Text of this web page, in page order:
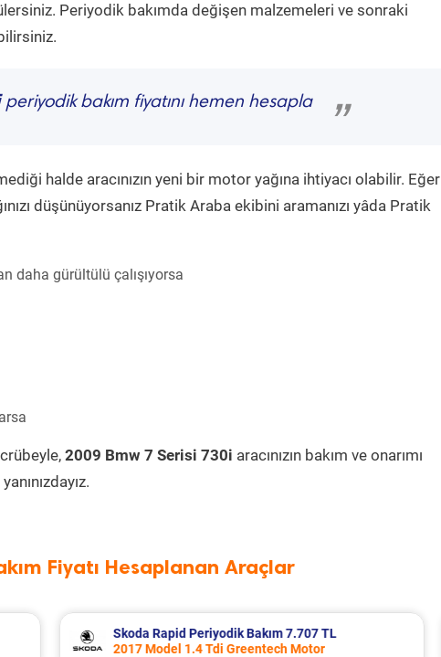
Periyodik bakımda değişen malzemeleri ve sonraki
periyodik bakım fiyatını hemen hesapla
”
halde aracınızın yeni bir motor yağına ihtiyacı olabilir. Eğer
düşünüyorsanız Pratik Araba ekibini aramanızı yâda Pratik
daha gürültülü çalışıyorsa
2009 Bmw 7 Serisi 730i aracınızın bakım ve onarımı
Fiyatı Hesaplanan Araçlar
Porsche Panamera Periyodik Bakım 13.533 TL
2011 Model 3.6 4 Motor